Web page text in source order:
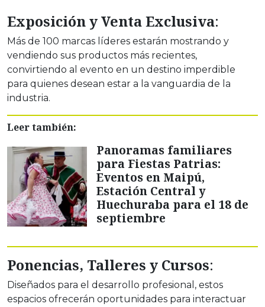
Exposición y Venta Exclusiva:
Más de 100 marcas líderes estarán mostrando y
vendiendo sus productos más recientes,
convirtiendo al evento en un destino imperdible
para quienes desean estar a la vanguardia de la
industria.
Leer también:
Panoramas familiares
para Fiestas Patrias:
Eventos en Maipú,
Estación Central y
Huechuraba para el 18 de
septiembre
Ponencias, Talleres y Cursos:
Diseñados para el desarrollo profesional, estos
espacios ofrecerán oportunidades para interactuar